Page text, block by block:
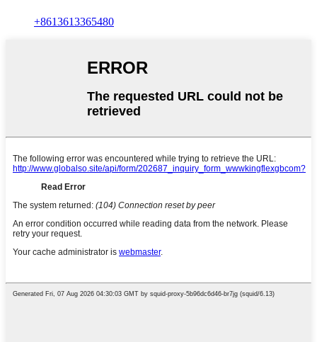
+8613613365480